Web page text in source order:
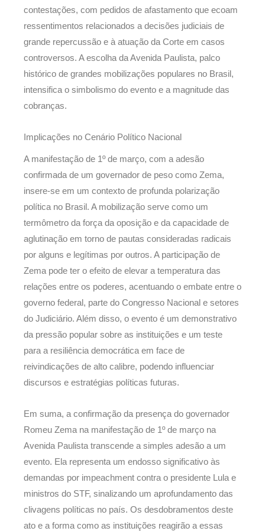
contestações, com pedidos de afastamento que ecoam
ressentimentos relacionados a decisões judiciais de
grande repercussão e à atuação da Corte em casos
controversos. A escolha da Avenida Paulista, palco
histórico de grandes mobilizações populares no Brasil,
intensifica o simbolismo do evento e a magnitude das
cobranças.
Implicações no Cenário Político Nacional
A manifestação de 1º de março, com a adesão
confirmada de um governador de peso como Zema,
insere-se em um contexto de profunda polarização
política no Brasil. A mobilização serve como um
termômetro da força da oposição e da capacidade de
aglutinação em torno de pautas consideradas radicais
por alguns e legítimas por outros. A participação de
Zema pode ter o efeito de elevar a temperatura das
relações entre os poderes, acentuando o embate entre o
governo federal, parte do Congresso Nacional e setores
do Judiciário. Além disso, o evento é um demonstrativo
da pressão popular sobre as instituições e um teste
para a resiliência democrática em face de
reivindicações de alto calibre, podendo influenciar
discursos e estratégias políticas futuras.
Em suma, a confirmação da presença do governador
Romeu Zema na manifestação de 1º de março na
Avenida Paulista transcende a simples adesão a um
evento. Ela representa um endosso significativo às
demandas por impeachment contra o presidente Lula e
ministros do STF, sinalizando um aprofundamento das
clivagens políticas no país. Os desdobramentos deste
ato e a forma como as instituições reagirão a essas